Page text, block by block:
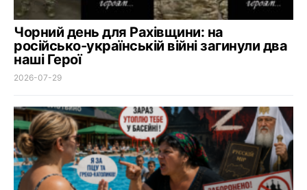
Чорний день для Рахівщини: на
російсько-українській війні загинули два
наші Герої
2026-07-29